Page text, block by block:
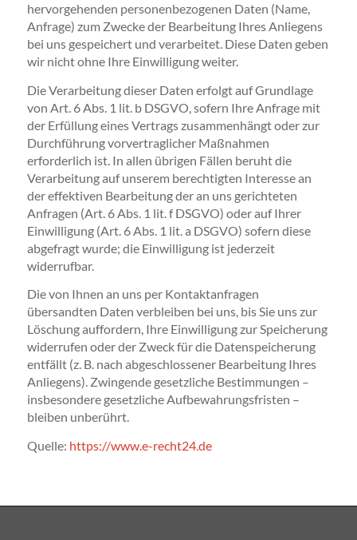
hervorgehenden personenbezogenen Daten (Name,
Anfrage) zum Zwecke der Bearbeitung Ihres Anliegens
bei uns gespeichert und verarbeitet. Diese Daten geben
wir nicht ohne Ihre Einwilligung weiter.
Die Verarbeitung dieser Daten erfolgt auf Grundlage
von Art. 6 Abs. 1 lit. b DSGVO, sofern Ihre Anfrage mit
der Erfüllung eines Vertrags zusammenhängt oder zur
Durchführung vorvertraglicher Maßnahmen
erforderlich ist. In allen übrigen Fällen beruht die
Verarbeitung auf unserem berechtigten Interesse an
der effektiven Bearbeitung der an uns gerichteten
Anfragen (Art. 6 Abs. 1 lit. f DSGVO) oder auf Ihrer
Einwilligung (Art. 6 Abs. 1 lit. a DSGVO) sofern diese
abgefragt wurde; die Einwilligung ist jederzeit
widerrufbar.
Die von Ihnen an uns per Kontaktanfragen
übersandten Daten verbleiben bei uns, bis Sie uns zur
Löschung auffordern, Ihre Einwilligung zur Speicherung
widerrufen oder der Zweck für die Datenspeicherung
entfällt (z. B. nach abgeschlossener Bearbeitung Ihres
Anliegens). Zwingende gesetzliche Bestimmungen –
insbesondere gesetzliche Aufbewahrungsfristen –
bleiben unberührt.
Quelle: https://www.e-recht24.de